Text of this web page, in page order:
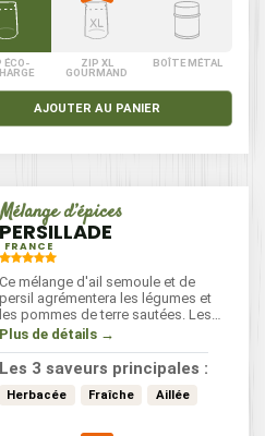
ÉCO-
ZIP XL
GOURMAND
BOÎTE MÉTAL
AJOUTER AU PANIER
Mélange d’épices
PERSILLADE
FRANCE
Ce mélange d'ail semoule et de
persil agrémentera les légumes et
les pommes de terre sautées. Les
saveurs de la persillade se
marinade.
Plus de détails →
Les 3 saveurs principales :
Herbacée Fraîche Aillée